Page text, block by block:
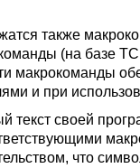
также
(на базе
макрокоманды
и при
текст своей
что